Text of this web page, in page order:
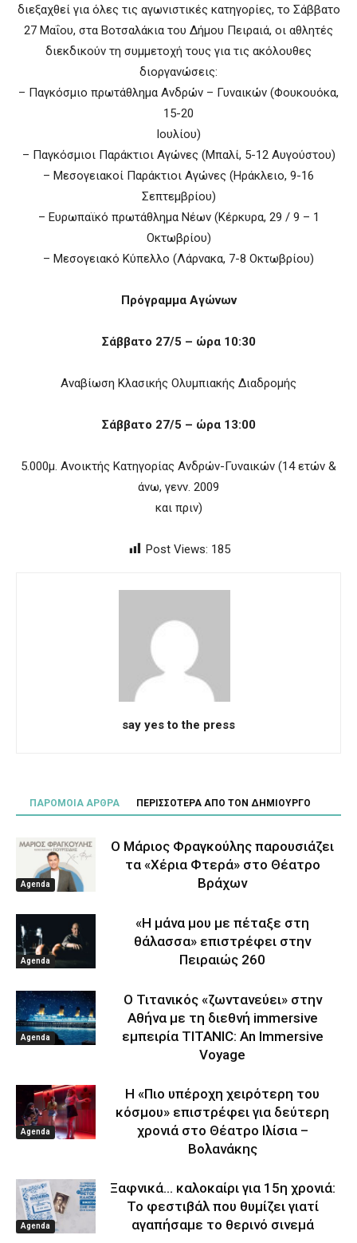
διεξαχθεί για όλες τις αγωνιστικές κατηγορίες, το Σάββατο
27 Μαΐου, στα Βοτσαλάκια του Δήμου Πειραιά, οι αθλητές
διεκδικούν τη συμμετοχή τους για τις ακόλουθες
διοργανώσεις:
– Παγκόσμιο πρωτάθλημα Ανδρών – Γυναικών (Φουκουόκα,
15-20
Ιουλίου)
– Παγκόσμιοι Παράκτιοι Αγώνες (Μπαλί, 5-12 Αυγούστου)
– Μεσογειακοί Παράκτιοι Αγώνες (Ηράκλειο, 9-16
Σεπτεμβρίου)
– Ευρωπαϊκό πρωτάθλημα Νέων (Κέρκυρα, 29 / 9 – 1
Οκτωβρίου)
– Μεσογειακό Κύπελλο (Λάρνακα, 7-8 Οκτωβρίου)
Πρόγραμμα Αγώνων
Σάββατο 27/5 – ώρα 10:30
Αναβίωση Κλασικής Ολυμπιακής Διαδρομής
Σάββατο 27/5 – ώρα 13:00
5.000μ. Ανοικτής Κατηγορίας Ανδρών-Γυναικών (14 ετών &
άνω, γενν. 2009
και πριν)
Post Views: 185
say yes to the press
ΠΑΡΟΜΟΙΑ ΑΡΘΡΑ ΠΕΡΙΣΣΟΤΕΡΑ ΑΠΟ ΤΟΝ ΔΗΜΙΟΥΡΓΟ
Agenda
Ο Μάριος Φραγκούλης παρουσιάζει
τα «Χέρια Φτερά» στο Θέατρο
Βράχων
Agenda
«Η μάνα μου με πέταξε στη
θάλασσα» επιστρέφει στην
Πειραιώς 260
Agenda
Ο Τιτανικός «ζωντανεύει» στην
Αθήνα με τη διεθνή immersive
εμπειρία TITANIC: An Immersive
Voyage
Agenda
Η «Πιο υπέροχη χειρότερη του
κόσμου» επιστρέφει για δεύτερη
χρονιά στο Θέατρο Ιλίσια –
Βολανάκης
Agenda
Ξαφνικά… καλοκαίρι για 15η χρονιά:
Το φεστιβάλ που θυμίζει γιατί
αγαπήσαμε το θερινό σινεμά